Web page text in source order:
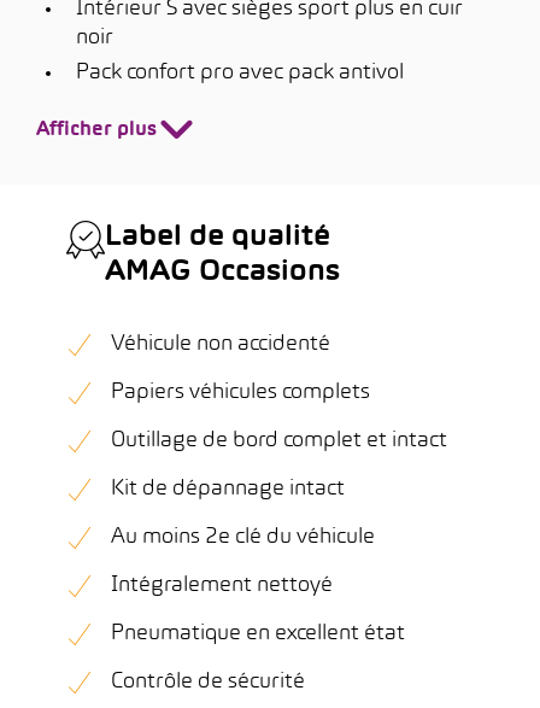
Intérieur S avec sièges sport plus en cuir
noir
Pack confort pro avec pack antivol
Afficher plus
Label de qualité
AMAG Occasions
Véhicule non accidenté
Papiers véhicules complets
Outillage de bord complet et intact
Kit de dépannage intact
Au moins 2e clé du véhicule
Intégralement nettoyé
Pneumatique en excellent état
Contrôle de sécurité